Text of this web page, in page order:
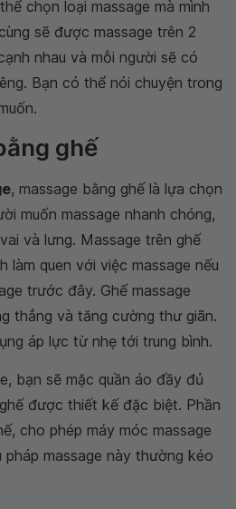
chọn loại massage mà mình
sẽ được massage trên 2
nhau và mỗi người sẽ có
Bạn có thể nói chuyện trong
ghế
, massage bằng ghế là lựa chọn
muốn massage nhanh chóng,
và lưng. Massage trên ghế
làm quen với việc massage nếu
trước đây. Ghế massage
thẳng và tăng cường thư giãn.
áp lực từ nhẹ tới trung bình.
bạn sẽ mặc quần áo đầy đủ
được thiết kế đặc biệt. Phần
cho phép máy móc massage
massage này thường kéo